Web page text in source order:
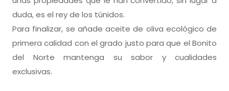
duda, es el rey de los túnidos.
Para finalizar, se añade aceite de oliva ecológico de
primera calidad con el grado justo para que el Bonito
del Norte mantenga su sabor y cualidades
exclusivas.